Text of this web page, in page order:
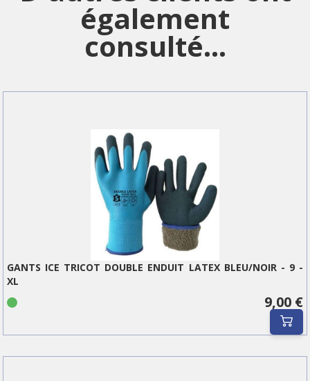
également
consulté...
GANTS ICE TRICOT DOUBLE ENDUIT LATEX BLEU/NOIR - 9 -
XL
9,00 €